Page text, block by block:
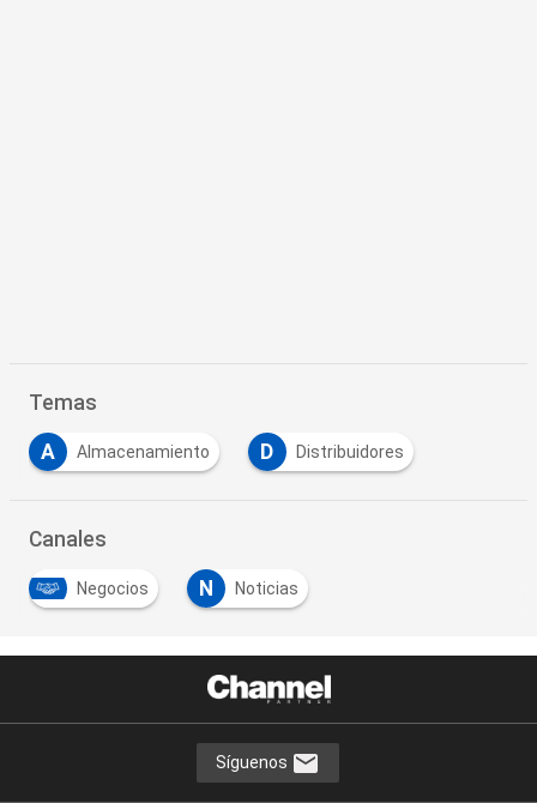
Temas
A Almacenamiento D Distribuidores
Canales
Negocios N Noticias
Síguenos